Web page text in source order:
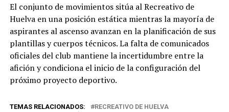
El conjunto de movimientos sitúa al Recreativo de
Huelva en una posición estática mientras la mayoría de
aspirantes al ascenso avanzan en la planificación de sus
plantillas y cuerpos técnicos. La falta de comunicados
oficiales del club mantiene la incertidumbre entre la
afición y condiciona el inicio de la configuración del
próximo proyecto deportivo.
TEMAS RELACIONADOS:
RECREATIVO DE HUELVA